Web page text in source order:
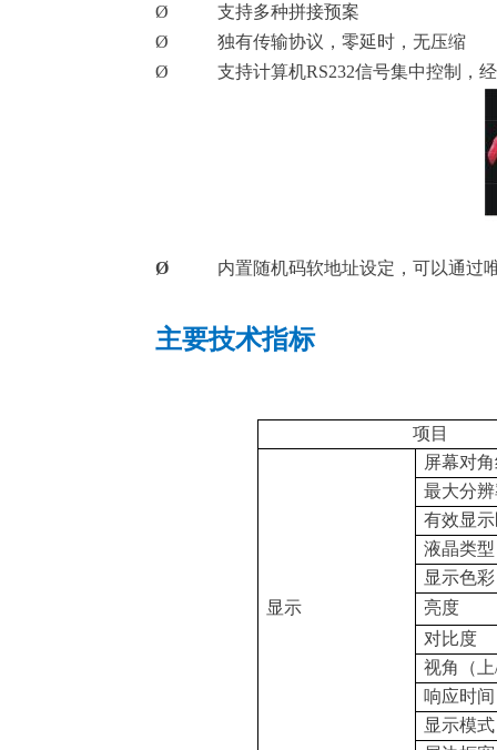
Ø
支持多种拼接预案
Ø
独有传输协议，零延时，无压缩
Ø
支持计算机RS232信号集中控制，
Ø 内置随机码软地址设定，可以通过
主要技术指标
项目
显示
屏幕对
最大分
有效显
液晶类型
显示色彩
亮度
对比度
视角（ 上
响应时间
显示模式